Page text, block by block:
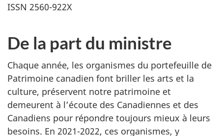
ISSN 2560-922X
De la part du ministre
Chaque année, les organismes du portefeuille de
Patrimoine canadien font briller les arts et la
culture, préservent notre patrimoine et
demeurent à l’écoute des Canadiennes et des
Canadiens pour répondre toujours mieux à leurs
besoins. En 2021-2022, ces organismes, y